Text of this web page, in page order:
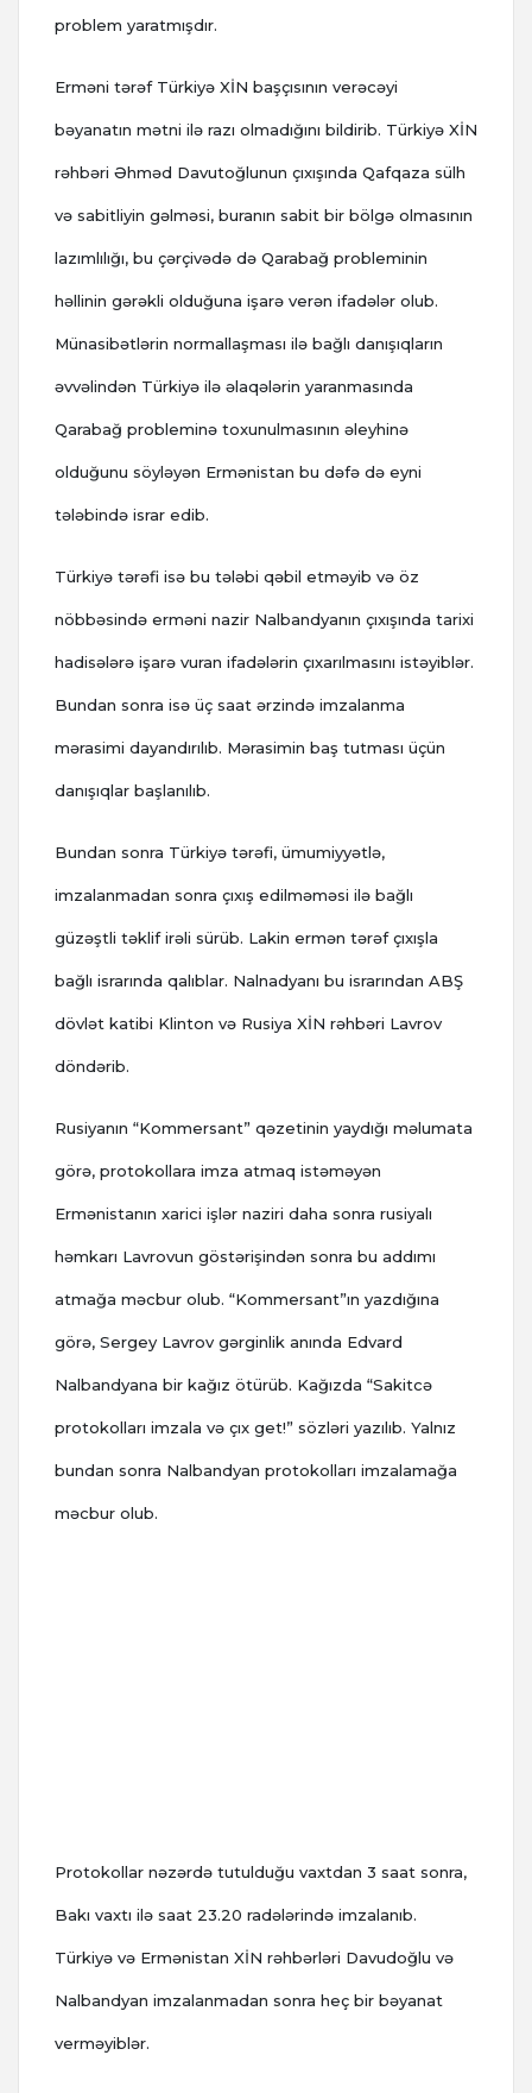
problem yaratmışdır.
Erməni tərəf Türkiyə XİN başçısının verəcəyi
bəyanatın mətni ilə razı olmadığını bildirib. Türkiyə XİN
rəhbəri Əhməd Davutoğlunun çıxışında Qafqaza sülh
və sabitliyin gəlməsi, buranın sabit bir bölgə olmasının
lazımlılığı, bu çərçivədə də Qarabağ probleminin
həllinin gərəkli olduğuna işarə verən ifadələr olub.
Münasibətlərin normallaşması ilə bağlı danışıqların
əvvəlindən Türkiyə ilə əlaqələrin yaranmasında
Qarabağ probleminə toxunulmasının əleyhinə
olduğunu söyləyən Ermənistan bu dəfə də eyni
tələbində israr edib.
Türkiyə tərəfi isə bu tələbi qəbil etməyib və öz
nöbbəsində erməni nazir Nalbandyanın çıxışında tarixi
hadisələrə işarə vuran ifadələrin çıxarılmasını istəyiblər.
Bundan sonra isə üç saat ərzində imzalanma
mərasimi dayandırılıb. Mərasimin baş tutması üçün
danışıqlar başlanılıb.
Bundan sonra Türkiyə tərəfi, ümumiyyətlə,
imzalanmadan sonra çıxış edilməməsi ilə bağlı
güzəştli təklif irəli sürüb. Lakin ermən tərəf çıxışla
bağlı israrında qalıblar. Nalnadyanı bu israrından ABŞ
dövlət katibi Klinton və Rusiya XİN rəhbəri Lavrov
döndərib.
Rusiyanın “Kommersant” qəzetinin yaydığı məlumata
görə, protokollara imza atmaq istəməyən
Ermənistanın xarici işlər naziri daha sonra rusiyalı
həmkarı Lavrovun göstərişindən sonra bu addımı
atmağa məcbur olub. “Kommersant”ın yazdığına
görə, Sergey Lavrov gərginlik anında Edvard
Nalbandyana bir kağız ötürüb. Kağızda “Sakitcə
protokolları imzala və çıx get!” sözləri yazılıb. Yalnız
bundan sonra Nalbandyan protokolları imzalamağa
məcbur olub.
Protokollar nəzərdə tutulduğu vaxtdan 3 saat sonra,
Bakı vaxtı ilə saat 23.20 radələrində imzalanıb.
Türkiyə və Ermənistan XİN rəhbərləri Davudoğlu və
Nalbandyan imzalanmadan sonra heç bir bəyanat
verməyiblər.